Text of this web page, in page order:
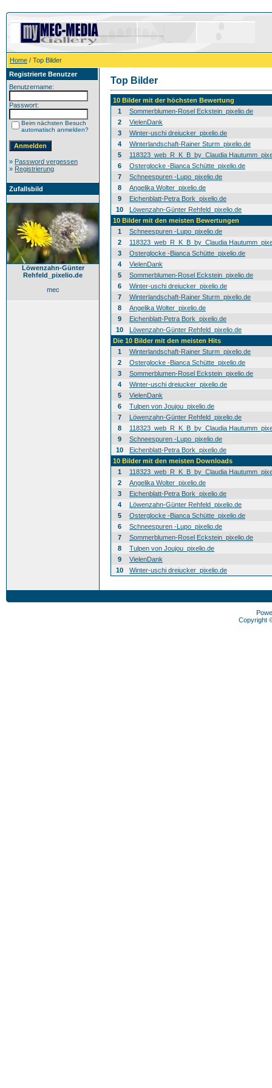
Home / Top Bilder
Registrierte Benutzer
Benutzername:
Passwort:
Beim nächsten Besuch
automatisch anmelden?
» Password vergessen
» Registrierung
Zufallsbild
Löwenzahn-Günter
Rehfeld_pixelio.de
mec
Top Bilder
10 Bilder mit der höchsten Bewertung
1
Sommerblumen-Rosel Eckstein_pixelio.de
2
VielenDank
3
Winter-uschi dreiucker_pixelio.de
4
Winterlandschaft-Rainer Sturm_pixelio.de
5
118323_web_R_K_B_by_Claudia
6
Osterglocke -Bianca Schütte_pixelio.de
7
Schneespuren -Lupo_pixelio.de
8
Angelika Wolter_pixelio.de
9
Eichenblatt-Petra Bork_pixelio.de
10
Löwenzahn-Günter Rehfeld_pixelio.de
10 Bilder mit den meisten Bewertungen
1
Schneespuren -Lupo_pixelio.de
2
118323_web_R_K_B_by_Claudia
3
Osterglocke -Bianca Schütte_pixelio.de
4
VielenDank
5
Sommerblumen-Rosel Eckstein_pixelio.de
6
Winter-uschi dreiucker_pixelio.de
7
Winterlandschaft-Rainer Sturm_pixelio.de
8
Angelika Wolter_pixelio.de
9
Eichenblatt-Petra Bork_pixelio.de
10
Löwenzahn-Günter Rehfeld_pixelio.de
Die 10 Bilder mit den meisten Hits
1
Winterlandschaft-Rainer Sturm_pixelio.de
2
Osterglocke -Bianca Schütte_pixelio.de
3
Sommerblumen-Rosel Eckstein_pixelio.de
4
Winter-uschi dreiucker_pixelio.de
5
VielenDank
6
Tulpen von Joujou_pixelio.de
7
Löwenzahn-Günter Rehfeld_pixelio.de
8
118323_web_R_K_B_by_Claudia
9
Schneespuren -Lupo_pixelio.de
10
Eichenblatt-Petra Bork_pixelio.de
10 Bilder mit den meisten Downloads
1
118323_web_R_K_B_by_Claudia
2
Angelika Wolter_pixelio.de
3
Eichenblatt-Petra Bork_pixelio.de
4
Löwenzahn-Günter Rehfeld_pixelio.de
5
Osterglocke -Bianca Schütte_pixelio.de
6
Schneespuren -Lupo_pixelio.de
7
Sommerblumen-Rosel Eckstein_pixelio.de
8
Tulpen von Joujou_pixelio.de
9
VielenDank
10
Winter-uschi dreiucker_pixelio.de
Copyright